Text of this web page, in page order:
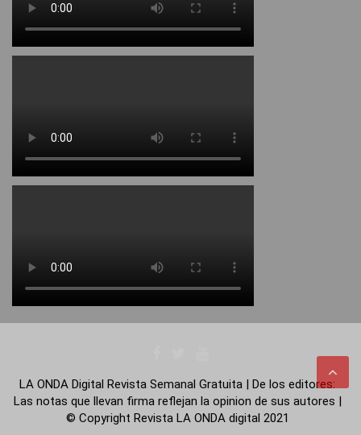
LA ONDA Digital Revista Semanal Gratuita | De los editores:
Las notas que llevan firma reflejan la opinion de sus autores |
© Copyright Revista LA ONDA digital 2021